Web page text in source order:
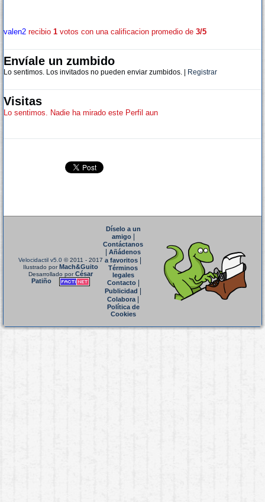
valen2 recibio 1 votos con una calificacion promedio de 3/5
Envíale un zumbido
Lo sentimos. Los invitados no pueden enviar zumbidos. | Registrar
Visitas
Lo sentimos. Nadie ha mirado este Perfil aun
Velocidactil v5.0 © 2011 - 2017
Ilustrado porMach&Guito
Desarrollado porCésar
Patiño
Díselo a un
amigo|
Contáctanos
Añádenos
a favoritos
Términos
legales
Contacto|
Publicidad
Colabora|
Política de
Cookies